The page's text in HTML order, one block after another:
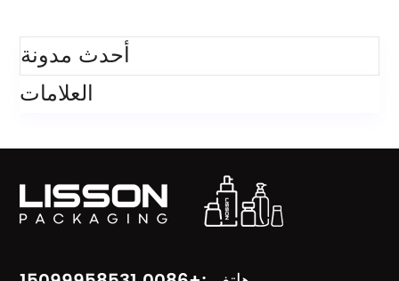
أحدث مدونة
العلامات